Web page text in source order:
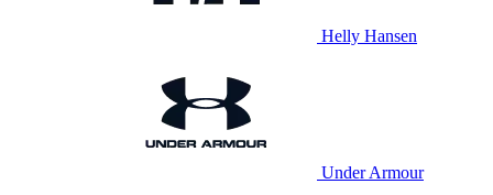
Helly Hansen
Under Armour